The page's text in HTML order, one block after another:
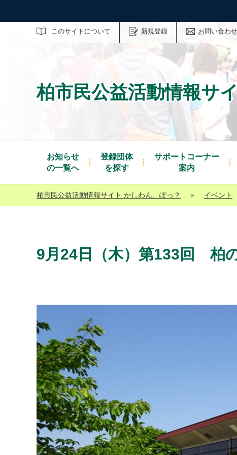
このサイトについて 新規登録 お問い合わせ
サイト内検索
柏市民公益活動情報サ
お知らせ
の一覧へ
登録団体
を探す
サポートコーナー
案内
柏市民公益活動情報サイト かしわん、ぽっ？ ＞ イベント
9月24日（木）第133回 柏